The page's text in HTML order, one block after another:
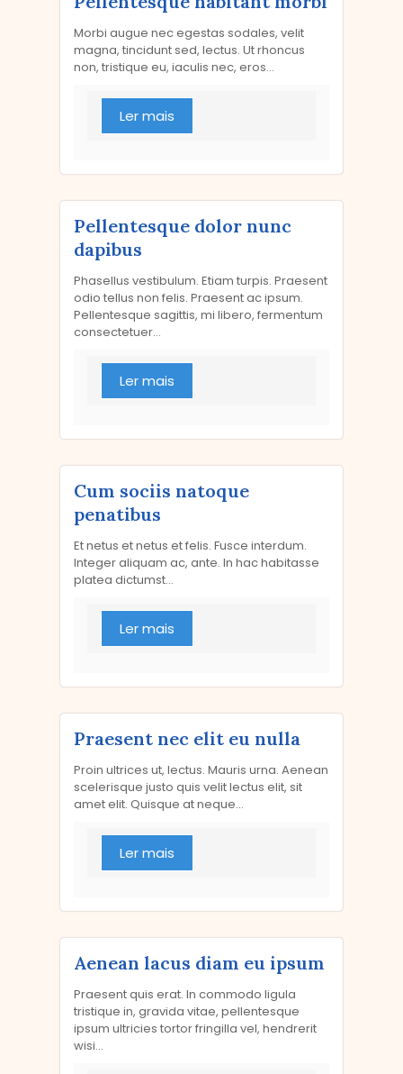
Morbi augue nec egestas sodales, velit
magna, tincidunt sed, lectus. Ut rhoncus
non, tristique eu, iaculis nec, eros...
Ler mais
Pellentesque dolor nunc
dapibus
Phasellus vestibulum. Etiam turpis. Praesent
odio tellus non felis. Praesent ac ipsum.
Pellentesque sagittis, mi libero, fermentum
consectetuer...
Ler mais
Cum sociis natoque
penatibus
Et netus et netus et felis. Fusce interdum.
Integer aliquam ac, ante. In hac habitasse
platea dictumst...
Ler mais
Praesent nec elit eu nulla
Proin ultrices ut, lectus. Mauris urna. Aenean
scelerisque justo quis velit lectus elit, sit
amet elit. Quisque at neque...
Ler mais
Aenean lacus diam eu ipsum
Praesent quis erat. In commodo ligula
tristique in, gravida vitae, pellentesque
ipsum ultricies tortor fringilla vel, hendrerit
wisi...